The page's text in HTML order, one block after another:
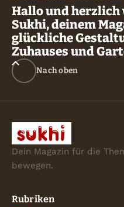
Hallo und
Sukhi, deinem
glückliche
Zuhauses und
Nach oben
Dein Magazin für die
bewegen.
Rubriken